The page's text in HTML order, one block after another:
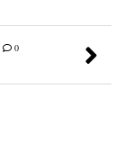
0